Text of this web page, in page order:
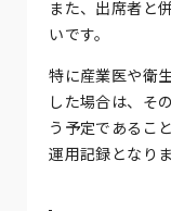
また、出席者と
いです。
特に産業医や衛
した場合は、そ
う予定であるこ
運用記録となりま